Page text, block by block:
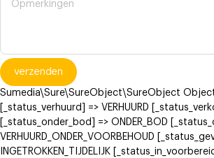
verzenden
Sumedia\Sure\SureObject\SureObject Object
[_status_verhuurd] => VERHUURD
[_status_onder_bod] => ONDER_BOD
VERHUURD_ONDER_VOORBEHOUD
INGETROKKEN_TIJDELIJK